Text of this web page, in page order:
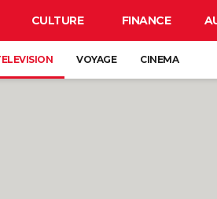
CULTURE FINANCE
VOYAGE CINEMA